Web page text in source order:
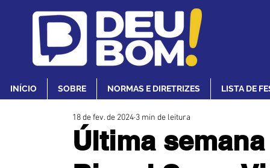
INÍCIO SOBRE NORMAS E DIRETRIZES LISTA DE
Última
18 de fev. de 2024 3 min de leitura